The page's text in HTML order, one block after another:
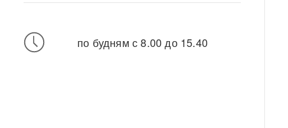
по будням с 8.00 до 15.40